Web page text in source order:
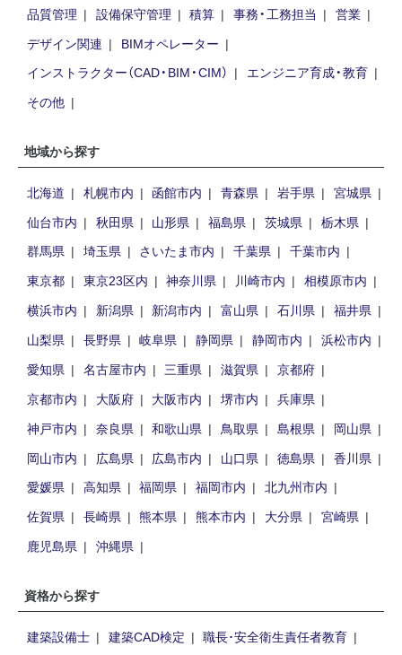
品質管理
設備保守管理 積算 事務・工務担当
営業
デザイン関連
BIMオペレーター
インストラクター（CAD・BIM・CIM）
エンジニア育成・教育
その他
地域から探す
北海道 札幌市内 函館市内 青森県 岩手県
宮城県
仙台市内
秋田県 山形県 福島県 茨城県
栃木県
群馬県
埼玉県 さいたま市内 千葉県
千葉市内
東京都
東京23区内 神奈川県 川崎市内
相模原市内
横浜市内
新潟県 新潟市内 富山県 石川県
福井県
山梨県
長野県 岐阜県 静岡県 静岡市内
浜松市内
愛知県
名古屋市内 三重県 滋賀県
京都府
京都市内
大阪府 大阪市内 堺市内
兵庫県
神戸市内
奈良県 和歌山県 鳥取県 島根県
岡山県
岡山市内
広島県 広島市内 山口県 徳島県
香川県
愛媛県
高知県 福岡県 福岡市内
北九州市内
佐賀県
長崎県 熊本県 熊本市内 大分県
宮崎県
鹿児島県
沖縄県
資格から探す
建築設備士 建築CAD検定
職長･安全衛生責任者教育